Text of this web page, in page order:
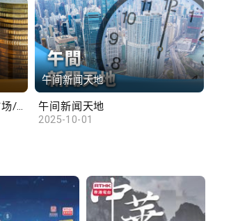
午间新闻天地
午间新闻天地
2025-10-01